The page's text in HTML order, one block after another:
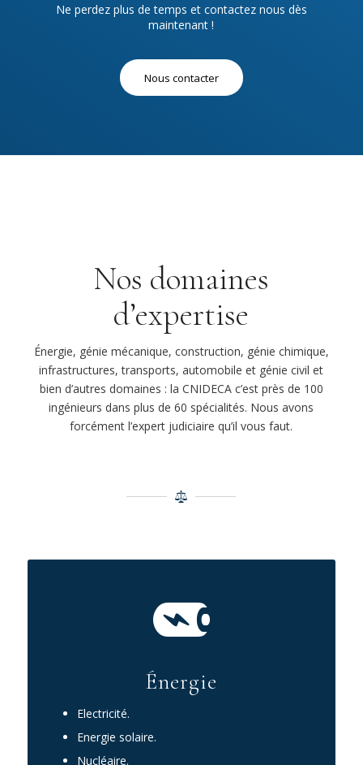
Ne perdez plus de temps et contactez nous dès
maintenant !
Nous contacter
Nos domaines
d’expertise
Énergie, génie mécanique, construction, génie chimique,
infrastructures, transports, automobile et génie civil et
bien d’autres domaines : la CNIDECA c’est près de 100
ingénieurs dans plus de 60 spécialités. Nous avons
forcément l’expert judiciaire qu’il vous faut.
Énergie
Electricité.
Energie solaire.
Nucléaire.